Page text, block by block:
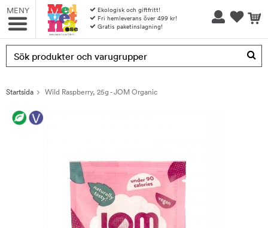
MENY
Ekologisk och giftfritt!
Fri hemleverans över 499 kr!
Gratis paketinslagning!
Produkten har blivit tillagd i varukorgen
Startsida Wild Raspberry, 25g - JOM Organic